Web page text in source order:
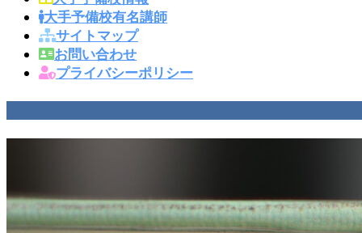
大手予備校有名講師
サイトマップ
お問い合わせ
プライバシーポリシー